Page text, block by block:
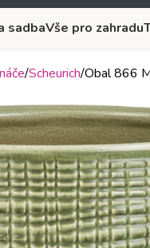
sadbaVše pro zahradu
Scheurich Obal 866